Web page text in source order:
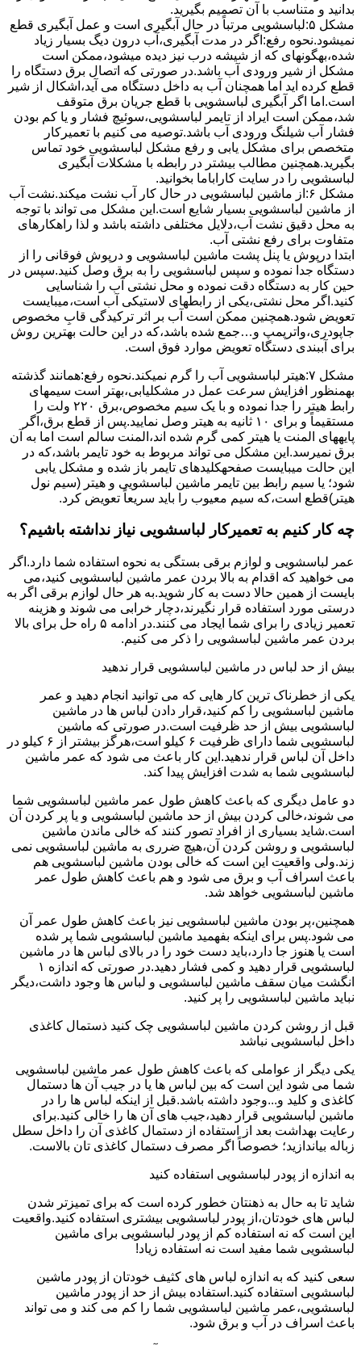
بدانید و متناسب با آن تصمیم بگیرید.
مشکل ۵:لباسشویی مرتباً در ﺣﺎل آﺑﮕﯿﺮی اﺳﺖ و ﻋﻤﻞ آﺑﮕﯿﺮی ﻗﻄﻊ
نمیشود.نحوه رﻓﻊ:اﮔﺮ در ﻣﺪت آﺑﮕﯿﺮی،آب درون دﯾﮓ ﺑﺴﯿﺎر زﯾﺎد
ﺷﺪه،بهگونهای ﮐﻪ از ﺷﯿﺸﻪ درب ﻧﯿﺰ دﯾﺪه میشود،ممکن است
مشکل از شیر ورودی آب باشد.در صورتی که اتصال برق دستگاه را
قطع کرده اید اما همچنان آب به داخل دستگاه می آید،اشکال از شیر
است.اما اگر آبگیری لباسشویی با قطع جریان برق متوقف
شد،ممکن است ایراد از تایمر لباسشویی،سوئیچ فشار و یا کم بودن
فشار آب شیلنگ ورودی آب باشد.توصیه می کنیم با تعمیرکار
متخصص برای مشکل یابی و رفع مشکل لباسشویی خود تماس
بگیرید.همچنین مطالب بیشتر در رابطه با مشکلات آبگیری
لباسشویی را در سایت کاراباما بخوانید.
مشکل ۶:از ﻣﺎﺷﯿﻦ لباسشویی در ﺣﺎل ﮐﺎر آب ﻧﺸﺖ میکند.نشت آب
از ماشین لباسشویی بسیار شایع است.این مشکل می تواند با توجه
به محل دقیق نشت آب،دلایل مختلفی داشته باشد و لذا راهکارهای
متفاوت برای رفع نشتی آب.
ابتدا درپوش یا پنل ﭘﺸﺖ ﻣﺎﺷﯿﻦ لباسشویی و درپوش ﻓﻮﻗﺎﻧﯽ را از
دستگاه ﺟﺪا ﻧﻤﻮده و ﺳﭙﺲ لباسشویی را ﺑﻪ ﺑﺮق وصل ﮐﻨﯿﺪ.سپس در
حین کار به دستگاه دقت نموده و ﻣﺤﻞ نشتی آب را ﺷﻨﺎﺳﺎﯾﯽ
کنید.اﮔﺮ ﻣﺤﻞ نشتی،ﯾﮑﯽ از رابطهای ﻻﺳﺘﯿﮑﯽ آب اﺳﺖ،میبایست
ﺗﻌﻮﯾﺾ شود.همچنین ﻣﻤﮑﻦ اﺳﺖ آب بر اثر ﺗﺮﮐﯿﺪﮔﯽ قابِ ﻣﺨﺼﻮص
ﺟﺎﭘﻮدری،واترپمپ و…جمع شده ﺑﺎﺷﺪ،ﮐﻪ در این حالت بهترین روش
برای آببندی دستگاه ﺗﻌﻮﯾﺾ ﻣﻮارد ﻓﻮق اﺳﺖ.
مشکل ۷:ﻫﯿﺘﺮ لباسشویی آب را ﮔﺮم نمیکند.نحوه رﻓﻊ:ﻫﻤﺎﻧﻨﺪ ﮔﺬﺷﺘﻪ
بهمنظور اﻓﺰاﯾﺶ ﺳﺮﻋﺖ ﻋﻤﻞ در مشکلیابی،بهتر است سیمهای
راﺑﻂ ﻫﯿﺘﺮ را ﺟﺪا ﻧﻤﻮده و ﺑﺎ ﯾﮏ ﺳﯿﻢ ﻣﺨﺼﻮص،برق ۲۲۰ ولت را
مستقیماً و برای ۱۰ ﺛﺎﻧﯿﻪ ﺑﻪ ﻫﯿﺘﺮ وصل نمایید.ﭘﺲ از ﻗﻄﻊ ﺑﺮق،اﮔﺮ
پایههای اﻟﻤﻨﺖ یا هیتر کمی ﮔﺮم ﺷﺪه اند،اﻟﻤﻨﺖ ﺳﺎﻟﻢ است اما ﺑﻪ آن
ﺑﺮق نمیرسد.اﯾﻦ ﻣﺸﮑﻞ می تواند مربوط به ﺧﻮد ﺗﺎﯾﻤﺮ باشد،ﮐﻪ در
این حالت میبایست صفحهکلیدهای ﺗﺎﯾﻤﺮ باز شده و مشکل یابی
شود؛ ﯾﺎ ﺳﯿﻢ راﺑﻂ ﺑﯿﻦ ﺗﺎﯾﻤﺮ ماشین لباسشویی و ﻫﯿﺘﺮ (سیم ﻧﻮل
ﻫﯿﺘﺮ)ﻗﻄﻊ اﺳﺖ،ﮐﻪ ﺳﯿﻢ ﻣﻌﯿﻮب را ﺑﺎﯾﺪ سریعاً ﺗﻌﻮﯾﺾ کرد.
چه کار کنیم به تعمیرکار لباسشویی نیاز نداشته باشیم؟
عمر لباسشویی و لوازم برقی بستگی به نحوه استفاده شما دارد.اگر
می خواهید که اقدام به بالا بردن عمر ماشین لباسشویی کنید،می
بایست از همین حالا دست به کار شوید.به هر حال لوازم برقی اگر به
درستی مورد استفاده قرار نگیرند،دچار خرابی می شوند و هزینه
تعمیر زیادی را برای شما ایجاد می کنند.در ادامه ۵ راه حل برای بالا
بردن عمر ماشین لباسشویی را ذکر می کنیم.
بیش از حد لباس در ماشین لباسشویی قرار ندهید
یکی از خطرناک ترین کار هایی که می توانید انجام دهید و عمر
ماشین لباسشویی را کم کنید،قرار دادن لباس ها در ماشین
لباسشویی بیش از حد ظرفیت است.در صورتی که ماشین
لباسشویی شما دارای ظرفیت ۶ کیلو است،هرگز بیشتر از ۶ کیلو در
داخل آن لباس قرار ندهید.این کار باعث می شود که عمر ماشین
لباسشویی شما به شدت افزایش پیدا کند.
دو عامل دیگری که باعث کاهش طول عمر ماشین لباسشویی شما
می شوند،خالی کردن بیش از حد ماشین لباسشویی و یا پر کردن آن
است.شاید بسیاری از افراد تصور کنند که خالی ماندن ماشین
لباسشویی و روشن کردن آن،هیچ ضرری به ماشین لباسشویی نمی
زند.ولی واقعیت این است که خالی بودن ماشین لباسشویی هم
باعث اسراف آب و برق می شود و هم باعث کاهش طول عمر
ماشین لباسشویی خواهد شد.
همچنین،پر بودن ماشین لباسشویی نیز باعث کاهش طول عمر آن
می شود.پس برای اینکه بفهمید ماشین لباسشویی شما پر شده
است یا هنوز جا دارد،باید دست خود را در بالای لباس ها در ماشین
لباسشویی قرار دهید و کمی فشار دهید.در صورتی که اندازه ۱
انگشت میان سقف ماشین لباسشویی و لباس ها وجود داشت،دیگر
نباید ماشین لباسشویی را پر کنید.
قبل از روشن کردن ماشین لباسشویی چک کنید ذستمال کاغذی
داخل لباسشویی نباشد
یکی دیگر از عواملی که باعث کاهش طول عمر ماشین لباسشویی
شما می شود این است که بین لباس ها یا در جیب آن ها دستمال
کاغذی و کلید و...وجود داشته باشد.قبل از اینکه لباس ها را در
ماشین لباسشویی قرار دهید،جیب های آن ها را خالی کنید.برای
رعایت بهداشت بعد از استفاده از دستمال کاغذی آن را داخل سطل
زباله بیاندازید؛ خصوصاً اگر مصرف دستمال کاغذی تان بالاست.
به اندازه از پودر لباسشویی استفاده کنید
شاید تا به حال به ذهنتان خطور کرده است که برای تمیزتر شدن
لباس های خودتان،از پودر لباسشویی بیشتری استفاده کنید.واقعیت
این است که نه استفاده کم از پودر لباسشویی برای ماشین
لباسشویی شما مفید است نه استفاده زیاد!
سعی کنید که به اندازه لباس های کثیف خودتان از پودر ماشین
لباسشویی استفاده کنید.استفاده بیش از حد از پودر ماشین
لباسشویی،عمر ماشین لباسشویی شما را کم می کند و می تواند
باعث اسراف در آب و برق شود.